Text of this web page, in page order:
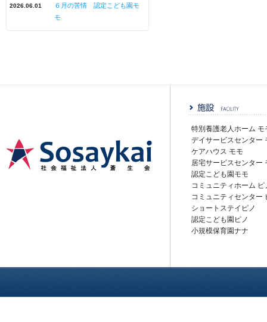
2026.06.01
６月の苦情 認定こども園モ
モ
特別養護老人ホーム モ
デイサービスセンター
ケアハウス モモ
居宅サービスセンター
認定こども園モモ
コミュニティホーム ピ
コミュニティセンター
ショートステイピノ
認定こども園ピノ
小規模保育園ナナ